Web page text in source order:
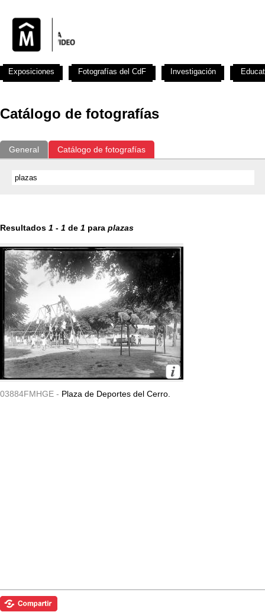
Catálogo de fotografías
General Catálogo de fotografías
Resultados 1 - 1 de 1 para plazas
03884FMHGE - Plaza de Deportes del Cerro.
Exposiciones Fotografías del CdF Investigación